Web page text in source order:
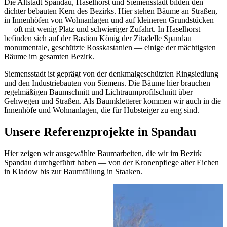
Die Altstadt Spandau, Haselhorst und Siemensstadt bilden den
dichter bebauten Kern des Bezirks. Hier stehen Bäume an Straßen,
in Innenhöfen von Wohnanlagen und auf kleineren Grundstücken
— oft mit wenig Platz und schwieriger Zufahrt. In Haselhorst
befinden sich auf der Bastion König der Zitadelle Spandau
monumentale, geschützte Rosskastanien — einige der mächtigsten
Bäume im gesamten Bezirk.
Siemensstadt ist geprägt von der denkmalgeschützten Ringsiedlung
und den Industriebauten von Siemens. Die Bäume hier brauchen
regelmäßigen Baumschnitt und Lichtraumprofilschnitt über
Gehwegen und Straßen. Als Baumkletterer kommen wir auch in die
Innenhöfe und Wohnanlagen, die für Hubsteiger zu eng sind.
Unsere Referenzprojekte in Spandau
Hier zeigen wir ausgewählte Baumarbeiten, die wir im Bezirk
Spandau durchgeführt haben — von der Kronenpflege alter Eichen
in Kladow bis zur Baumfällung in Staaken.